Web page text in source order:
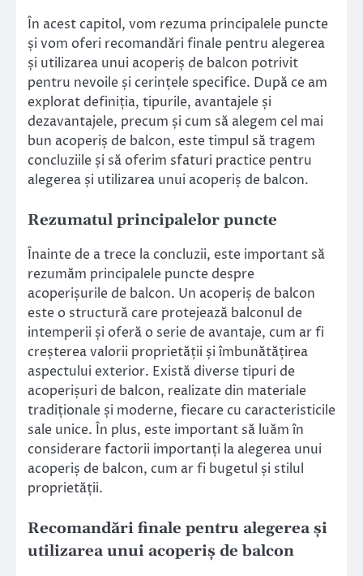
În acest capitol, vom rezuma principalele puncte
și vom oferi recomandări finale pentru alegerea
și utilizarea unui acoperiș de balcon potrivit
pentru nevoile și cerințele specifice. După ce am
explorat definiția, tipurile, avantajele și
dezavantajele, precum și cum să alegem cel mai
bun acoperiș de balcon, este timpul să tragem
concluziile și să oferim sfaturi practice pentru
alegerea și utilizarea unui acoperiș de balcon.
Rezumatul principalelor puncte
Înainte de a trece la concluzii, este important să
rezumăm principalele puncte despre
acoperișurile de balcon. Un acoperiș de balcon
este o structură care protejează balconul de
intemperii și oferă o serie de avantaje, cum ar fi
creșterea valorii proprietății și îmbunătățirea
aspectului exterior. Există diverse tipuri de
acoperișuri de balcon, realizate din materiale
tradiționale și moderne, fiecare cu caracteristicile
sale unice. În plus, este important să luăm în
considerare factorii importanți la alegerea unui
acoperiș de balcon, cum ar fi bugetul și stilul
proprietății.
Recomandări finale pentru alegerea și
utilizarea unui acoperiș de balcon